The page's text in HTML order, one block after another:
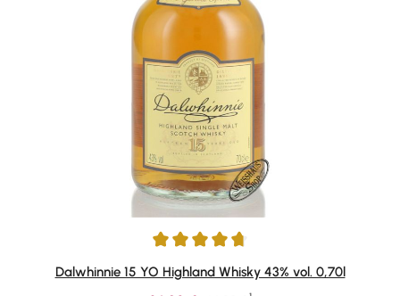
Durchschnittliche Bewertung von 4.82 von 5 Sternen
Dalwhinnie 15 YO Highland Whisky 43% vol. 0,70l